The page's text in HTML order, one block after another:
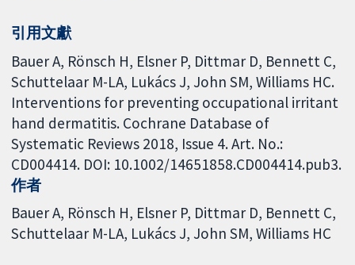
引用文獻
Bauer A, Rönsch H, Elsner P, Dittmar D, Bennett C,
Schuttelaar M-LA, Lukács J, John SM, Williams HC.
Interventions for preventing occupational irritant
hand dermatitis. Cochrane Database of
Systematic Reviews 2018, Issue 4. Art. No.:
CD004414. DOI: 10.1002/14651858.CD004414.pub3.
作者
Bauer A Rönsch H Elsner P Dittmar D Bennett C
Schuttelaar M-LA Lukács J John SM Williams HC